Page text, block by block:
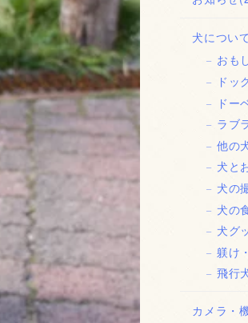
犬について
おも
ドッ
ドー
ラブ
他の
犬と
犬の
犬の
犬グ
躾け
飛行
カメラ・